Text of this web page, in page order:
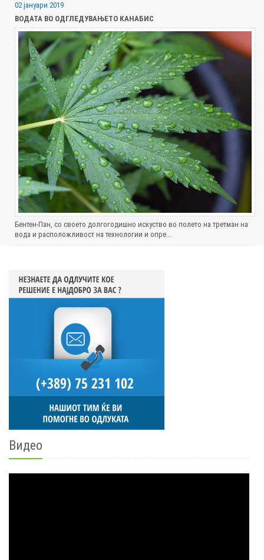
02 јануари 2019
ВОДАТА ВО ОДГЛЕДУВАЊЕТО КАНАБИС
Бентен-Пан, со своето долгогодишно искуство во полето на третман на
вода и расположливост на технологии и опре...
Видео